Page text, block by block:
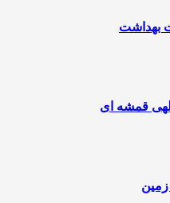
بهداشت
قمشه ای